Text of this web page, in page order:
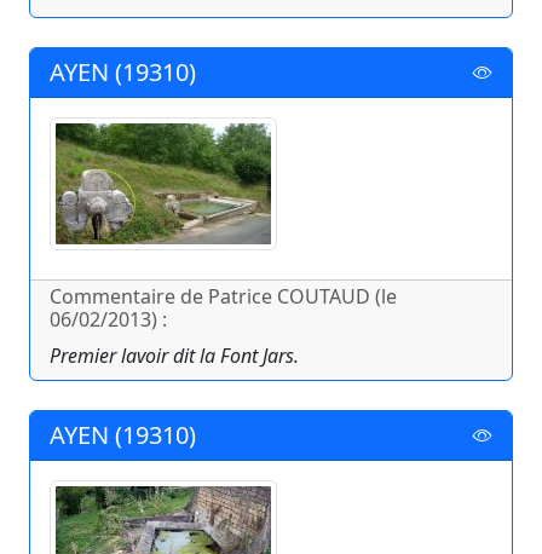
AYEN (19310)
Commentaire de Patrice COUTAUD (le
06/02/2013) :
Premier lavoir dit la Font Jars.
AYEN (19310)